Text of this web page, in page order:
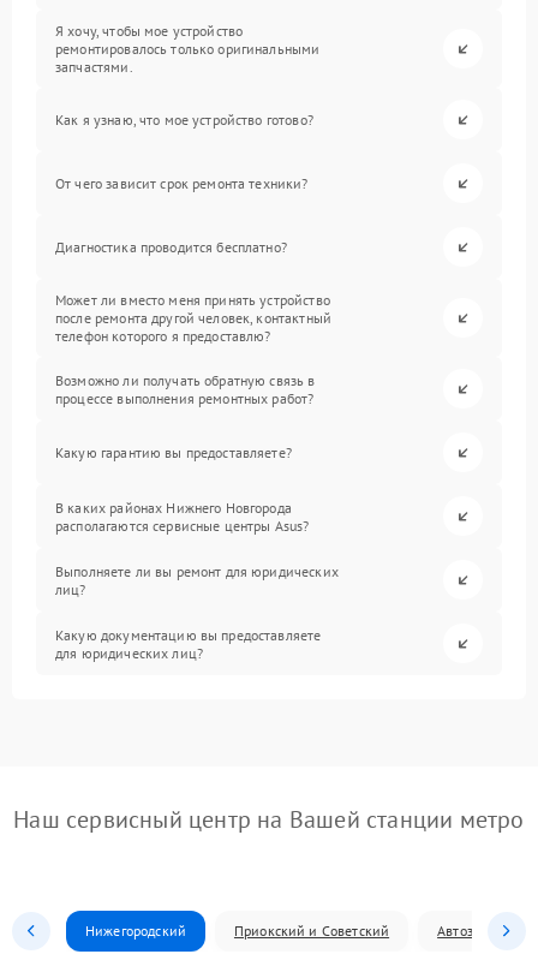
Я хочу, чтобы мое устройство
ремонтировалось только оригинальными
запчастями.
Как я узнаю, что мое устройство готово?
От чего зависит срок ремонта техники?
Диагностика проводится бесплатно?
Может ли вместо меня принять устройство
после ремонта другой человек, контактный
телефон которого я предоставлю?
Возможно ли получать обратную связь в
процессе выполнения ремонтных работ?
Какую гарантию вы предоставляете?
В каких районах Нижнего Новгорода
располагаются сервисные центры Asus?
Выполняете ли вы ремонт для юридических
лиц?
Какую документацию вы предоставляете
для юридических лиц?
Наш сервисный центр на Вашей станции метро
Нижегородский Приокский и Советский Автозаводский